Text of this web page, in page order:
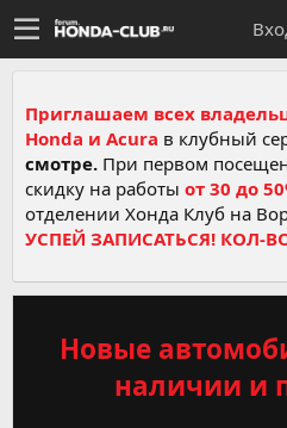
Приглашаем всех
Honda и Acura в клубный
смотре. При первом
скидку на работы от 30 до
отделении Хонда Клуб на
УСПЕЙ ЗАПИСАТЬСЯ! КОЛ-
Новые
наличии и